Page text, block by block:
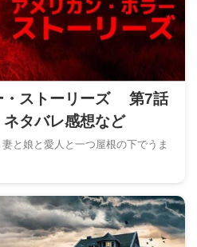
・ストーリーズ 第7話
タバレ感想など
と娘と愛人と一つ屋根の下でうま